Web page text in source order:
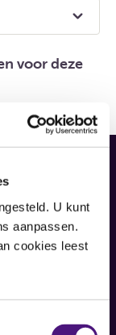
U kunt
aanpassen.
cookies leest
voor deze